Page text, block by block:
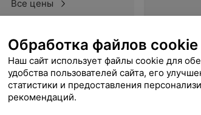
Все цены
Премного благодарен!!! Еще
Обработка файлов cookie
Наш сайт использует файлы cookie для
удобства пользователей сайта, его
статистики и предоставления
рекомендаций.